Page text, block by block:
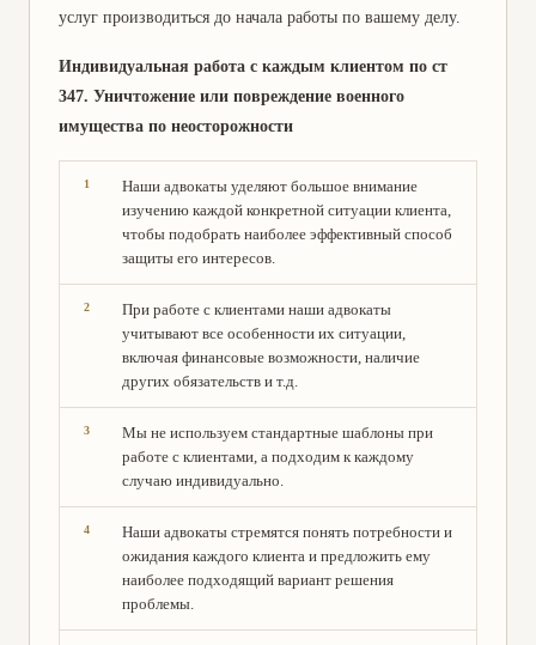
услуг производиться до начала работы по вашему делу.
Индивидуальная работа с каждым клиентом по ст
347. Уничтожение или повреждение военного
имущества по неосторожности
Наши адвокаты уделяют большое внимание
изучению каждой конкретной ситуации клиента,
чтобы подобрать наиболее эффективный способ
защиты его интересов.
При работе с клиентами наши адвокаты
учитывают все особенности их ситуации,
включая финансовые возможности, наличие
других обязательств и т.д.
Мы не используем стандартные шаблоны при
работе с клиентами, а подходим к каждому
случаю индивидуально.
Наши адвокаты стремятся понять потребности и
ожидания каждого клиента и предложить ему
наиболее подходящий вариант решения
проблемы.